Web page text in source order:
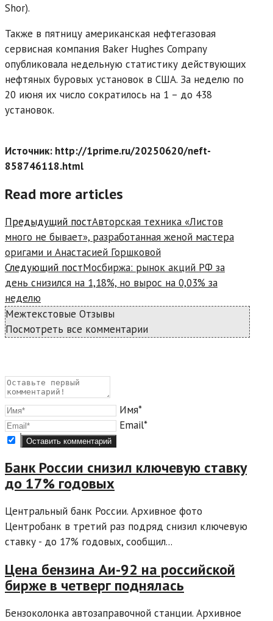
Shor).
Также в пятницу американская нефтегазовая
сервисная компания Baker Hughes Company
опубликовала недельную статистику действующих
нефтяных буровых установок в США. За неделю по
20 июня их число сократилось на 1 – до 438
установок.
Источник: http://1prime.ru/20250620/neft-
858746118.html
Read more articles
Предыдущий постАвторская техника «Листов
много не бывает», разработанная женой мастера
оригами и Анастасией Горшковой
Следующий постМосбиржа: рынок акций РФ за
день снизился на 1,18%, но вырос на 0,03% за
неделю
Межтекстовые Отзывы
Посмотреть все комментарии
Имя*
Email*
Банк России снизил ключевую ставку
до 17% годовых
Центральный банк России. Архивное фото
Центробанк в третий раз подряд снизил ключевую
ставку - до 17% годовых, сообщил...
Цена бензина Аи-92 на российской
бирже в четверг поднялась
Бензоколонка автозаправочной станции. Архивное